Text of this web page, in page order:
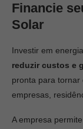
Financie
Solar
Investir em
reduzir custos e
pronta para tornar
empresas,
A empresa